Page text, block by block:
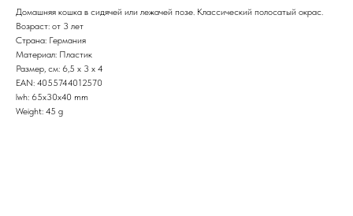
Домашняя кошка в сидячей или лежачей позе. Классический полосатый окрас.
Возраст: от 3 лет
Страна: Германия
Материал: Пластик
Размер, см: 6,5 x 3 x 4
EAN: 4055744012570
lwh: 65x30x40 mm
Weight: 45 g